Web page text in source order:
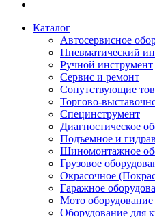
Каталог
Автосервисное
Пневматический
Ручной инструмент
Сервис и ремонт
Сопутствующие
Торгово-
Специнструмент
Диагностическое
Подъемное и
Шиномонтажное
Грузовое
Окрасочное
Гаражное
Мото оборудование
Оборудование для